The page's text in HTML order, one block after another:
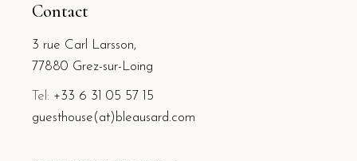
Contact
3 rue Carl Larsson,
77880 Grez-sur-Loing
Tel: +33 6 31 05 57 15
guesthouse(at)bleausard.com